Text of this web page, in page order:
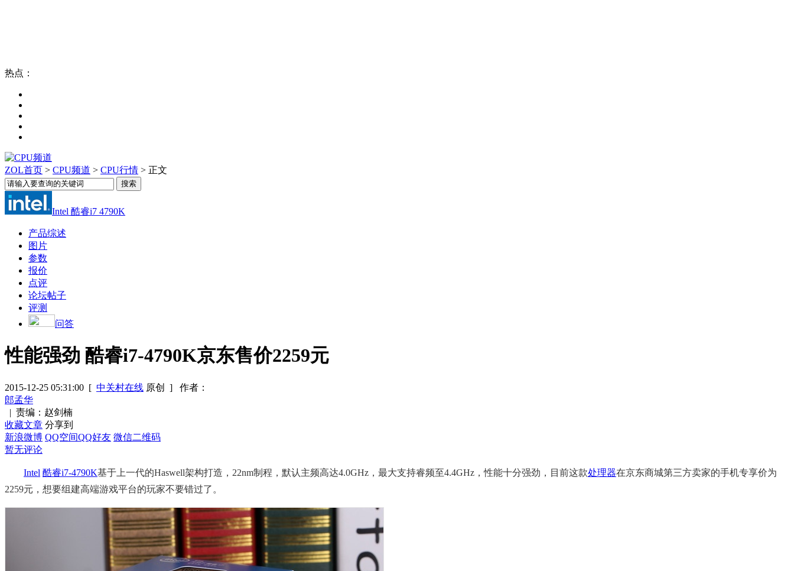
热点：
ZOL首页 > CPU频道 > CPU行情 > 正文
Intel 酷睿i7 4790K
产品综述
图片
参数
报价
点评
论坛帖子
评测
问答
性能强劲 酷睿i7-4790K京东售价2259元
2015-12-25 05:31:00 [ 中关村在线 原创 ]
作者：
郎孟华
| 责编：赵剑楠
收藏文章 分享到
新浪微博 QQ空间QQ好友 微信二维码
暂无评论
Intel 酷睿i7-4790K基于上一代的Haswell架构打造，22nm制程，默认主频高达4.0GHz，最大支持睿频至4.4GHz，性能十分强劲，目前这款处理器在京东商城第三方卖家的手机专享价为
2259元，想要组建高端游戏平台的玩家不要错过了。